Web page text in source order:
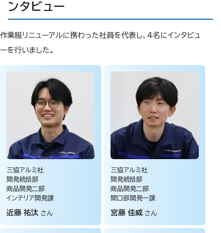
ンタビュー
作業服リニューアルに携わった社員を代表し、4名にインタビュ
ーを行いました。
三協アルミ社
開発統括部
商品開発二部
インテリア開発課
近藤 祐汰 さん
三協アルミ社
開発統括部
商品開発二部
開口部開発一課
宮藤 佳威 さん